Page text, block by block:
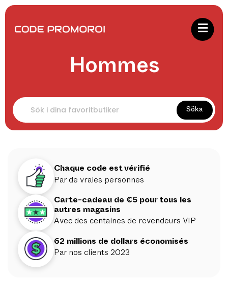
Hommes
Söka
Chaque code est vérifié
Par de vraies personnes
Carte-cadeau de €5 pour tous les
autres magasins
Avec des centaines de revendeurs VIP
62 millions de dollars économisés
Par nos clients 2023